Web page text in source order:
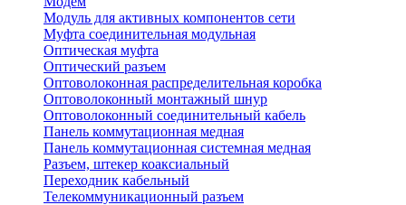
Модуль для активных компонентов сети
Муфта соединительная модульная
Оптическая муфта
Оптический разъем
Оптоволоконная распределительная коробка
Оптоволоконный монтажный шнур
Оптоволоконный соединительный кабель
Панель коммутационная медная
Панель коммутационная системная медная
Разъем, штекер коаксиальный
Переходник кабельный
Телекоммуникационный разъем